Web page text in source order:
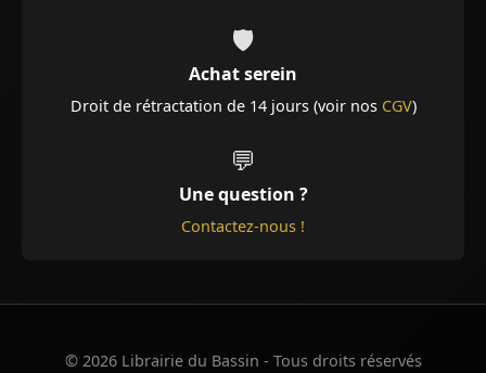
🛡️
Achat serein
Droit de rétractation de 14 jours (voir nos CGV)
💬
Une question ?
Contactez-nous !
© 2026 Librairie du Bassin - Tous droits réservés